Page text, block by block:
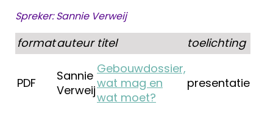
Spreker: Sannie Verweij
formatauteur titel toelichting
PDF
Sannie
Verweij
Gebouwdossier,
wat mag en
wat moet?
presentatie